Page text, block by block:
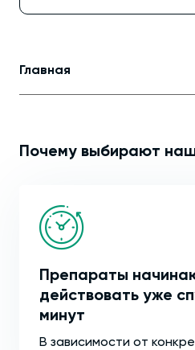
Главная
Почему выбирают
Препараты
действовать уже
минут
В зависимости от